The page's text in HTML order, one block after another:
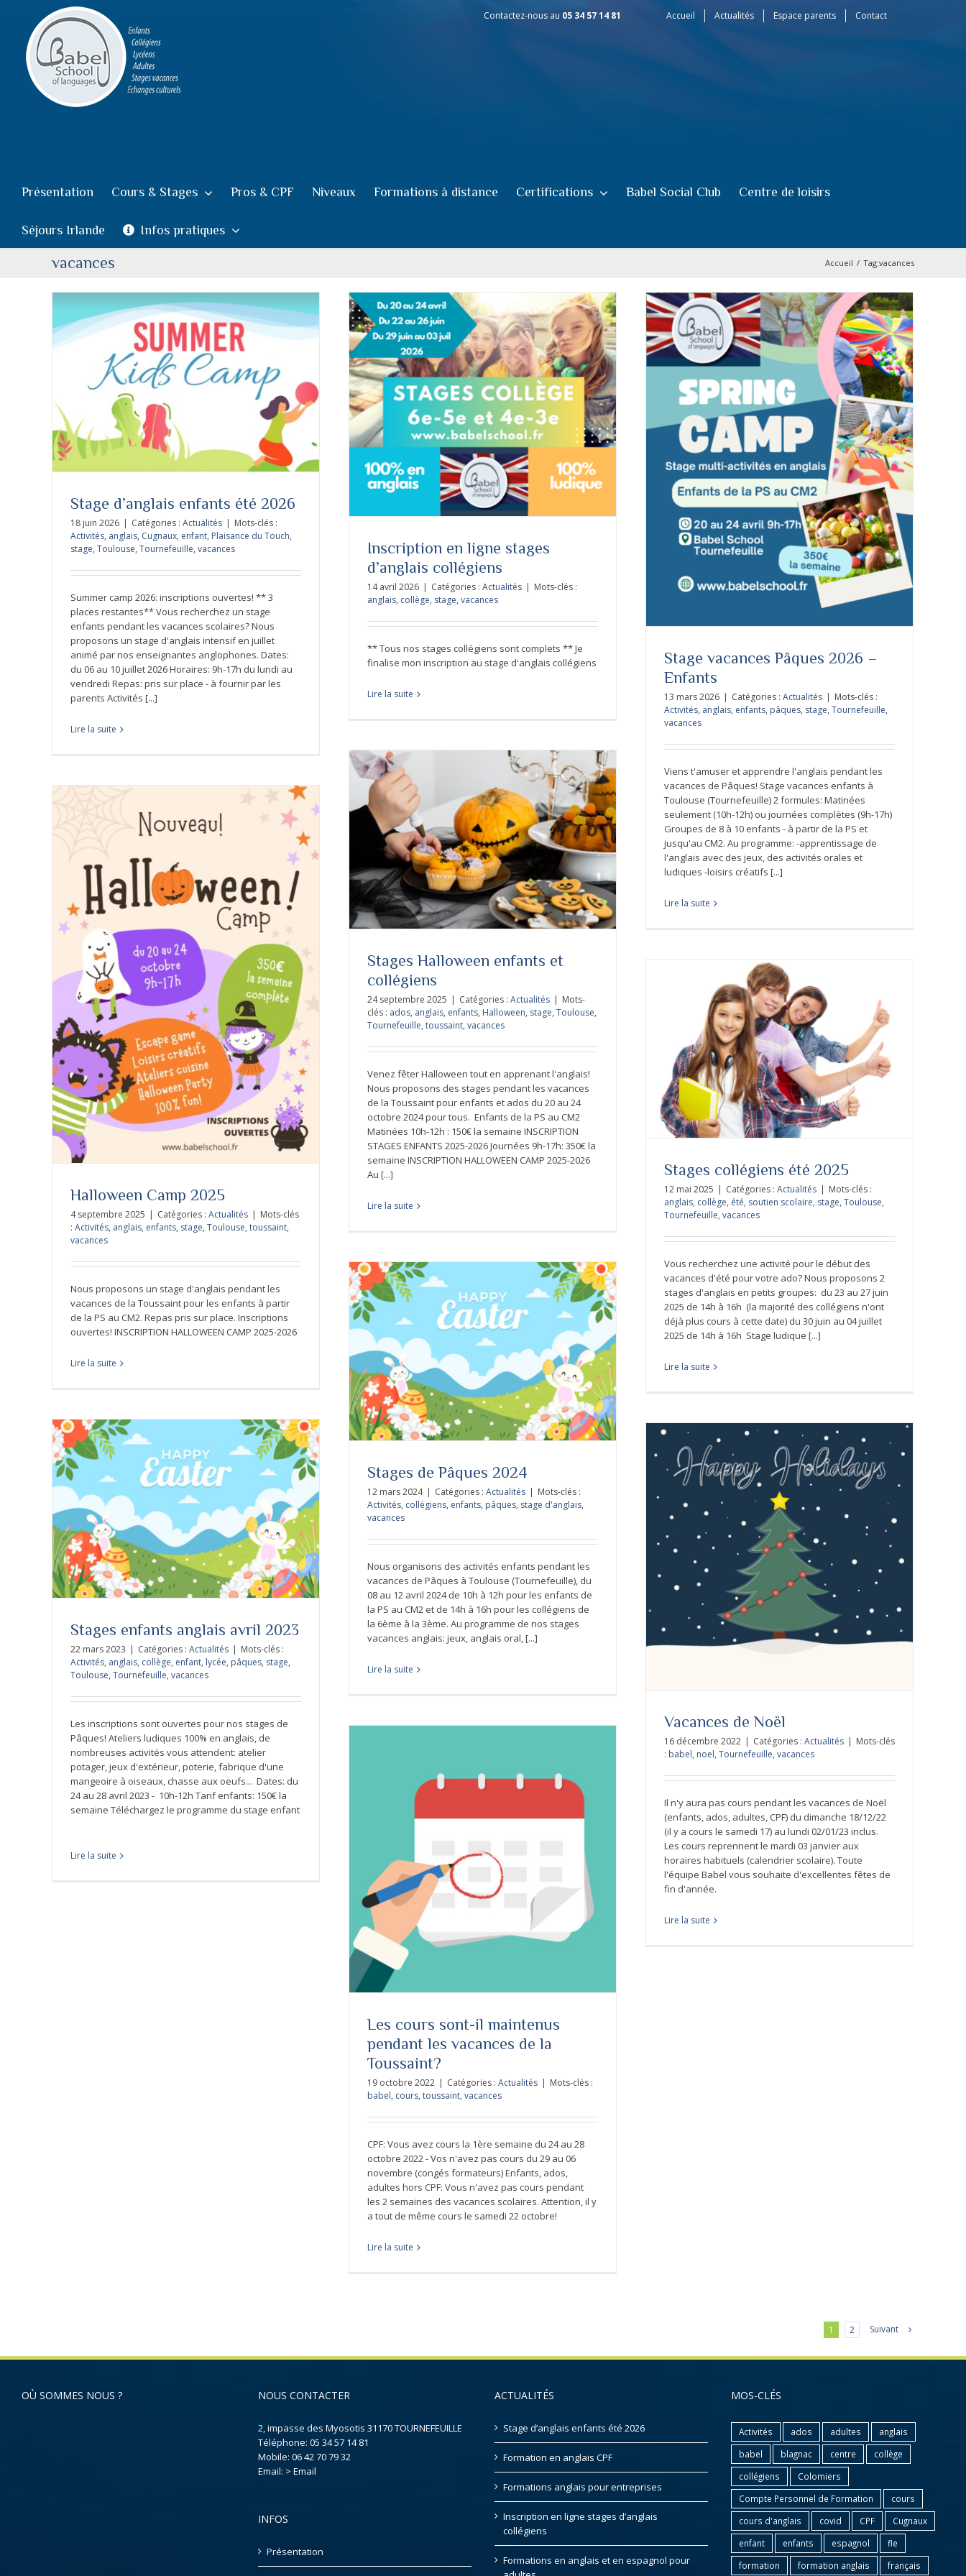
contenu
Contactez-nous au 05 34 57 14 81 Accueil Actualités Espace parents Contact
Présentation Cours & Stages Pros & CPF Niveaux Formations à distance Certifications Babel Social Club Centre de loisirs
Séjours Irlande Infos pratiques
vacances Accueil / Tag:vacances
Stage d’anglais enfants été 2026
18 juin 2026 | Catégories : Actualités | Mots-clés :
Activités, anglais, Cugnaux, enfant, Plaisance du Touch,
stage, Toulouse, Tournefeuille, vacances
Summer camp 2026: inscriptions ouvertes! ** 3
places restantes** Vous recherchez un stage
enfants pendant les vacances scolaires? Nous
proposons un stage d'anglais intensif en juillet
animé par nos enseignantes anglophones. Dates:
du 06 au 10 juillet 2026 Horaires: 9h-17h du lundi au
vendredi Repas: pris sur place - à fournir par les
parents Activités [...]
Lire la suite
Inscription en ligne stages d’anglais
Inscription en ligne stages
d’anglais collégiens
14 avril 2026 | Catégories : Actualités | Mots-clés :
anglais, collège, stage, vacances
** Tous nos stages collégiens sont complets ** Je
finalise mon inscription au stage d'anglais collégiens
Lire la suite
Stage vacances Pâques 2026 – Enfants
Stage vacances Pâques 2026 –
Enfants
13 mars 2026 | Catégories : Actualités | Mots-clés :
Activités, anglais, enfants, pâques, stage, Tournefeuille,
vacances
Viens t'amuser et apprendre l'anglais pendant les
vacances de Pâques! Stage vacances enfants à
Toulouse (Tournefeuille) 2 formules: Matinées
seulement (10h-12h) ou journées complètes (9h-17h)
Groupes de 8 à 10 enfants - à partir de la PS et
jusqu'au CM2. Au programme: -apprentissage de
l'anglais avec des jeux, des activités orales et
ludiques -loisirs créatifs [...]
Lire la suite
Stages Halloween enfants et collégiens
Stages Halloween enfants et
collégiens
24 septembre 2025 | Catégories : Actualités | Mots-
clés : ados, anglais, enfants, Halloween, stage, Toulouse,
Tournefeuille, toussaint, vacances
Venez fêter Halloween tout en apprenant l'anglais!
Nous proposons des stages pendant les vacances
de la Toussaint pour enfants et ados du 20 au 24
octobre 2024 pour tous. Enfants de la PS au CM2
Matinées 10h-12h : 150€ la semaine INSCRIPTION
STAGES ENFANTS 2025-2026 Journées 9h-17h: 350€ la
semaine INSCRIPTION HALLOWEEN CAMP 2025-2026
Au [...]
Lire la suite
Halloween Camp 2025
4 septembre 2025 | Catégories : Actualités | Mots-clés
: Activités, anglais, enfants, stage, Toulouse, toussaint,
vacances
Nous proposons un stage d'anglais pendant les
vacances de la Toussaint pour les enfants à partir
de la PS au CM2. Repas pris sur place. Inscriptions
ouvertes! INSCRIPTION HALLOWEEN CAMP 2025-2026
Lire la suite
Stages collégiens été 2025
Stages collégiens été 2025
12 mai 2025 | Catégories : Actualités | Mots-clés :
anglais, collège, été, soutien scolaire, stage, Toulouse,
Tournefeuille, vacances
Vous recherchez une activité pour le début des
vacances d'été pour votre ado? Nous proposons 2
stages d'anglais en petits groupes: du 23 au 27 juin
2025 de 14h à 16h (la majorité des collégiens n'ont
déjà plus cours à cette date) du 30 juin au 04 juillet
2025 de 14h à 16h Stage ludique [...]
Lire la suite
Stages de Pâques 2024
12 mars 2024 | Catégories : Actualités | Mots-clés :
Activités, collégiens, enfants, pâques, stage d'anglais,
vacances
Nous organisons des activités enfants pendant les
vacances de Pâques à Toulouse (Tournefeuille), du
08 au 12 avril 2024 de 10h à 12h pour les enfants de
la PS au CM2 et de 14h à 16h pour les collégiens de
la 6ème à la 3ème. Au programme de nos stages
vacances anglais: jeux, anglais oral, [...]
Lire la suite
Stages enfants anglais avril 2023
22 mars 2023 | Catégories : Actualités | Mots-clés :
Activités, anglais, collège, enfant, lycée, pâques, stage,
Toulouse, Tournefeuille, vacances
Les inscriptions sont ouvertes pour nos stages de
Pâques! Ateliers ludiques 100% en anglais, de
nombreuses activités vous attendent: atelier
potager, jeux d'extérieur, poterie, fabrique d'une
mangeoire à oiseaux, chasse aux oeufs... Dates: du
24 au 28 avril 2023 - 10h-12h Tarif enfants: 150€ la
semaine Téléchargez le programme du stage enfant
Lire la suite
Vacances de Noël
16 décembre 2022 | Catégories : Actualités | Mots-clés
: babel, noel, Tournefeuille, vacances
Il n'y aura pas cours pendant les vacances de Noël
(enfants, ados, adultes, CPF) du dimanche 18/12/22
(il y a cours le samedi 17) au lundi 02/01/23 inclus.
Les cours reprennent le mardi 03 janvier aux
horaires habituels (calendrier scolaire). Toute
l'équipe Babel vous souhaite d'excellentes fêtes de
fin d'année.
Lire la suite
Les cours sont-il maintenus pendant les
Les cours sont-il maintenus
pendant les vacances de la
Toussaint?
19 octobre 2022 | Catégories : Actualités | Mots-clés :
babel, cours, toussaint, vacances
CPF: Vous avez cours la 1ère semaine du 24 au 28
octobre 2022 - Vos n'avez pas cours du 29 au 06
novembre (congés formateurs) Enfants, ados,
adultes hors CPF: Vous n'avez pas cours pendant
les 2 semaines des vacances scolaires. Attention, il y
a tout de même cours le samedi 22 octobre!
Lire la suite
1 2 Suivant
OÙ SOMMES NOUS ? NOUS CONTACTER
2, impasse des Myosotis 31170 TOURNEFEUILLE
Téléphone: 05 34 57 14 81
Mobile: 06 42 70 79 32
Email: > Email
INFOS
Présentation
ACTUALITÉS
Stage d’anglais enfants été 2026
Formation en anglais CPF
Formations anglais pour entreprises
Inscription en ligne stages d’anglais
collégiens
Formations en anglais et en espagnol pour
MOS-CLÉS
Activités ados adultes
anglais
babel
blagnac centre
collège
collégiens
Colomiers
Compte Personnel de Formation
cours
cours d'anglais
covid CPF
Cugnaux
enfant
enfants espagnol
fle
formation
formation anglais français